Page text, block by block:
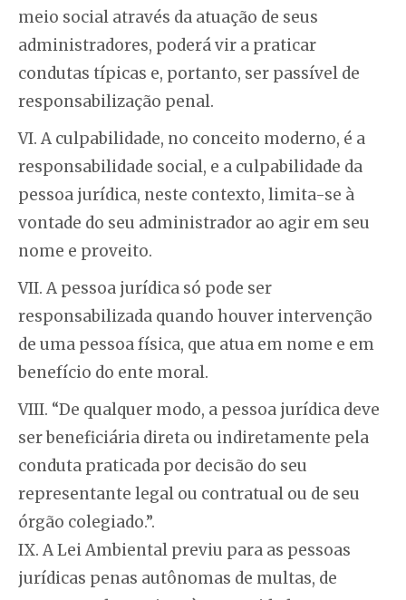
meio social através da atuação de seus
administradores, poderá vir a praticar
condutas típicas e, portanto, ser passível de
responsabilização penal.
VI. A culpabilidade, no conceito moderno, é a
responsabilidade social, e a culpabilidade da
pessoa jurídica, neste contexto, limita-se à
vontade do seu administrador ao agir em seu
nome e proveito.
VII. A pessoa jurídica só pode ser
responsabilizada quando houver intervenção
de uma pessoa física, que atua em nome e em
benefício do ente moral.
VIII. “De qualquer modo, a pessoa jurídica deve
ser beneficiária direta ou indiretamente pela
conduta praticada por decisão do seu
representante legal ou contratual ou de seu
órgão colegiado.”.
IX. A Lei Ambiental previu para as pessoas
jurídicas penas autônomas de multas, de